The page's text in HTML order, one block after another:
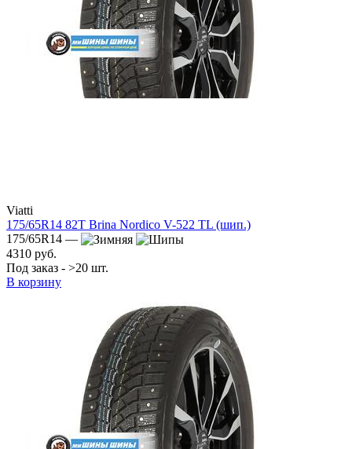
Viatti
175/65R14 82T Brina Nordico V-522 TL (шип.)
175/65R14 —
4310 руб.
Под заказ - >20 шт.
В корзину